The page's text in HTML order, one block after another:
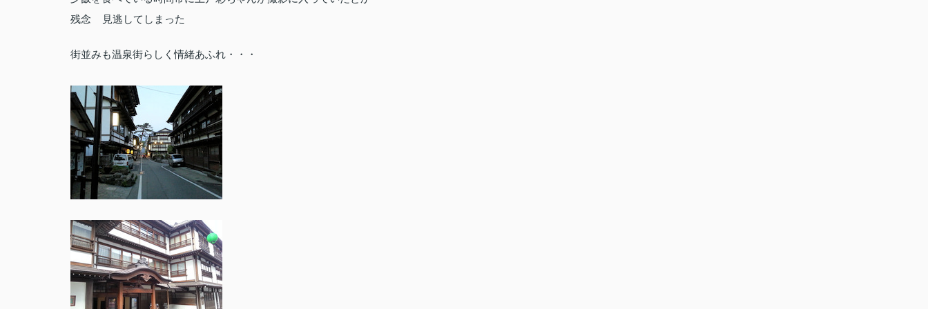
残念
見逃してしまった
街並みも温泉街らしく情緒あふれ・・・